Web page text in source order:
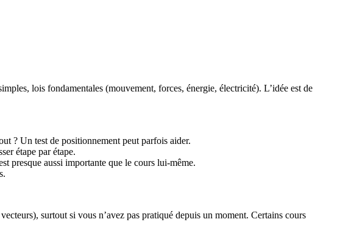
lois fondamentales (mouvement, forces, énergie, électricité). L’idée est de
? Un test de positionnement peut parfois aider.
étape par étape.
presque aussi importante que le cours lui-même.
surtout si vous n’avez pas pratiqué depuis un moment. Certains cours